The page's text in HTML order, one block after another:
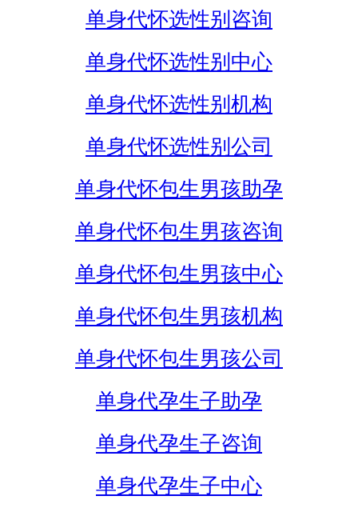
单身代怀选性别咨询
单身代怀选性别中心
单身代怀选性别机构
单身代怀选性别公司
单身代怀包生男孩助孕
单身代怀包生男孩咨询
单身代怀包生男孩中心
单身代怀包生男孩机构
单身代怀包生男孩公司
单身代孕生子助孕
单身代孕生子咨询
单身代孕生子中心